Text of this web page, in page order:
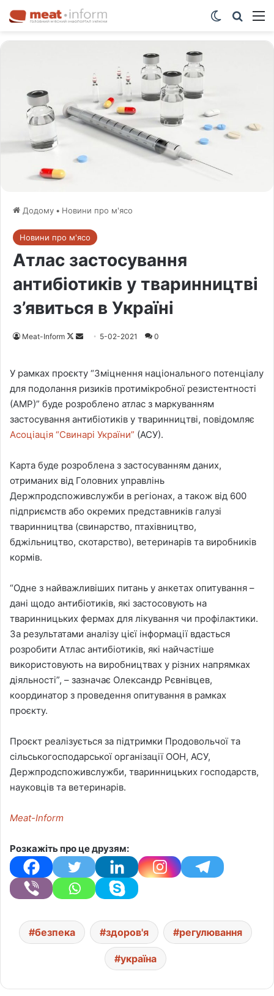
Switch skin
Додому • Новини про м'ясо
Новини про м'ясо
Атлас застосування
антибіотиків у тваринництві
з’явиться в Україні
Meat-Inform
F
o
w
o
n
d
n
e
m
i
l
5-02-2021 0
У рамках проєкту “Зміцнення національного потенціалу
для подолання ризиків протимікробної резистентності
(АМР)” буде розроблено атлас з маркуванням
застосування антибіотиків у тваринництві, повідомляє
Асоціація “Свинарі України” (АСУ).
Карта буде розроблена з застосуванням даних,
отриманих від Головних управлінь
Держпродспоживслужби в регіонах, а також від 600
підприємств або окремих представників галузі
тваринництва (свинарство, птахівництво,
бджільництво, скотарство), ветеринарів та виробників
кормів.
“Одне з найважливіших питань у анкетах опитування –
дані щодо антибіотиків, які застосовують на
тваринницьких фермах для лікування чи профілактики.
За результатами аналізу цієї інформації вдасться
розробити Атлас антибіотиків, які найчастіше
використовують на виробництвах у різних напрямках
діяльності”, – зазначає Олександр Рєвнівцев,
координатор з проведення опитування в рамках
проєкту.
Проєкт реалізується за підтримки Продовольчої та
сільськогосподарської організації ООН, АСУ,
Держпродспоживслужби, тваринницьких господарств,
науковців та ветеринарів.
Meat-Inform
Розкажіть про це друзям:
безпека здоров'я регулювання
україна